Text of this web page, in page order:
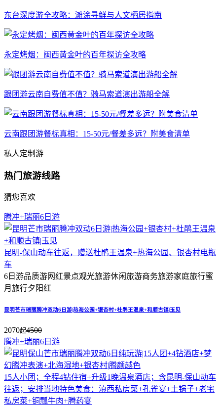
东台深度游全攻略：滩涂寻鲜与人文栖居指南
永定烤烟：闽西黄金叶的百年探访全攻略
跟团游云南自费值不值？骑马索道演出游船全解
云南跟团游餐标真相：15-50元/餐差多远？附美食清单
私人定制游
热门旅游线路
猜您喜欢
腾冲+瑞丽6日游
昆明-保山动车往返，赠送杜鹃王温泉+热海公园、银杏村电瓶
车
6日游品质游网红景点观光旅游休闲旅游商务旅游家庭旅行蜜
月旅行夕阳红
昆明芒市瑞丽腾冲双动6日游|热海公园+银杏村+杜鹃王温泉+和顺古镇|玉见
2070起4500
腾冲+瑞丽6日游
15人小团；全程4钻住宿+升级1晚温泉酒店；含昆明-保山动车
往返；安排当地特色美食：滇西私房菜+孔雀宴+土锅子+老宅
私房菜+铜瓢牛肉+腾药宴